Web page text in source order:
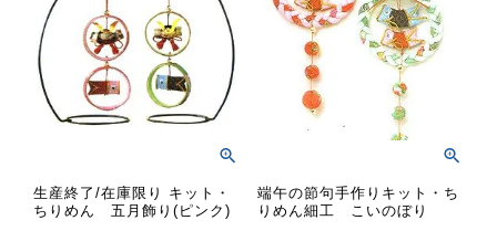
生産終了/在庫限り キット・
ちりめん 五月飾り(ピンク)
端午の節句手作りキット・ち
りめん細工 こいのぼり